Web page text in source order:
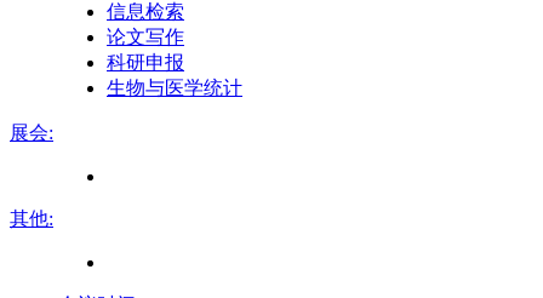
信息检索
论文写作
科研申报
生物与医学统计
展会:
其他: